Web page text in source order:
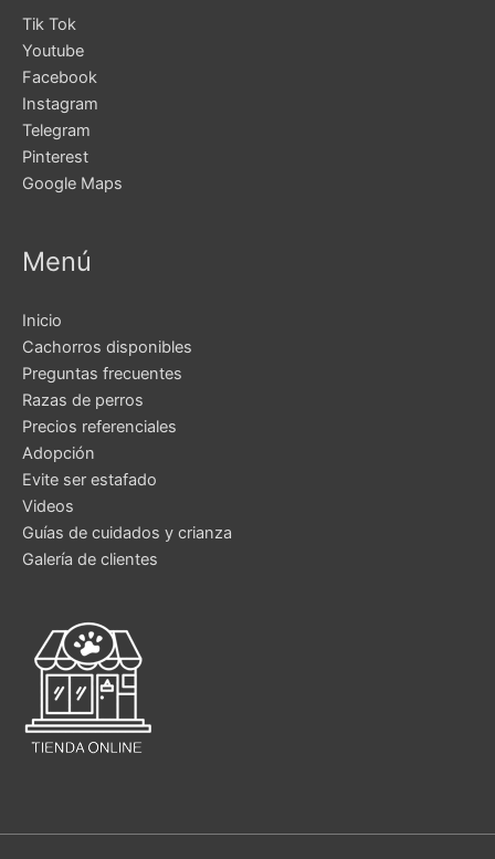
Tik Tok
Youtube
Facebook
Instagram
Telegram
Pinterest
Google Maps
Menú
Inicio
Cachorros disponibles
Preguntas frecuentes
Razas de perros
Precios referenciales
Adopción
Evite ser estafado
Videos
Guías de cuidados y crianza
Galería de clientes